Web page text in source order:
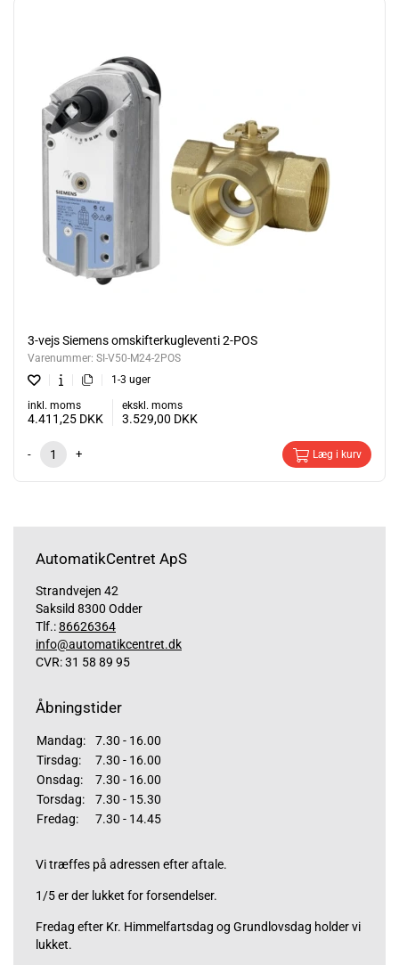
3-vejs Siemens omskifterkugleventi 2-POS
Varenummer: SI-V50-M24-2POS
1-3 uger
inkl. moms
4.411,25 DKK
ekskl. moms
3.529,00 DKK
- + Læg i kurv
AutomatikCentret ApS
Strandvejen 42
Saksild 8300 Odder
Tlf.:86626364
info@automatikcentret.dk
CVR: 31 58 89 95
Åbningstider
Mandag:
7.30 - 16.00
Tirsdag:
7.30 - 16.00
Onsdag:
7.30 - 16.00
Torsdag:
7.30 - 15.30
Fredag:
7.30 - 14.45
Vi træffes på adressen efter aftale.
1/5 er der lukket for forsendelser.
Fredag efter Kr. Himmelfartsdag og Grundlovsdag holder vi
lukket.